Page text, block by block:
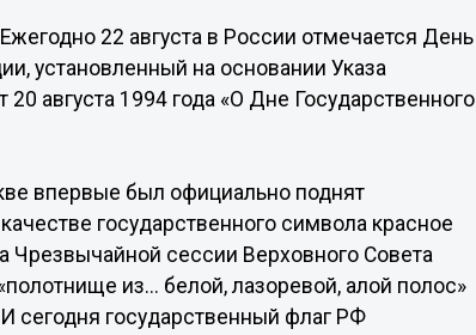
Ежегодно 22 августа в России отмечается День
установленный на основании Указа
августа 1994 года «О Дне Государственного
впервые был официально поднят
государственного символа красное
Чрезвычайной сессии Верховного Совета
из... белой, лазоревой, алой полос»
государственный флаг РФ